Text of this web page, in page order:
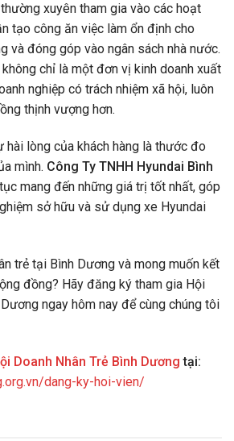
xuyên tham gia vào các hoạt
tạo công ăn việc làm ổn định cho
và đóng góp vào ngân sách nhà nước.
chỉ là một đơn vị kinh doanh xuất
nghiệp có trách nhiệm xã hội, luôn
thịnh vượng hơn.
hài lòng của khách hàng là thước đo
mình. Công Ty TNHH Hyundai Bình
mang đến những giá trị tốt nhất, góp
sở hữu và sử dụng xe Hyundai
trẻ tại Bình Dương và mong muốn kết
đồng? Hãy đăng ký tham gia Hội
Dương ngay hôm nay để cùng chúng tôi
Doanh Nhân Trẻ Bình Dương tại:
dang-ky-hoi-vien/